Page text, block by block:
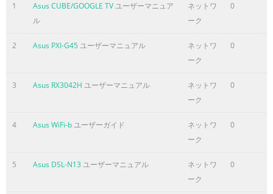
1 Asus CUBE/GOOGLE TVユーザーマニュア
ル
ネットワ
ーク
0
2 Asus PXI-G45ユーザーマニュアル
ネットワ
ーク
0
3 Asus RX3042H ユーザーマニュアル
ネットワ
ーク
0
4 Asus WiFi-bユーザーガイド
ネットワ
ーク
0
5 Asus DSL-N13ユーザーマニュアル
ネットワ
ーク
0